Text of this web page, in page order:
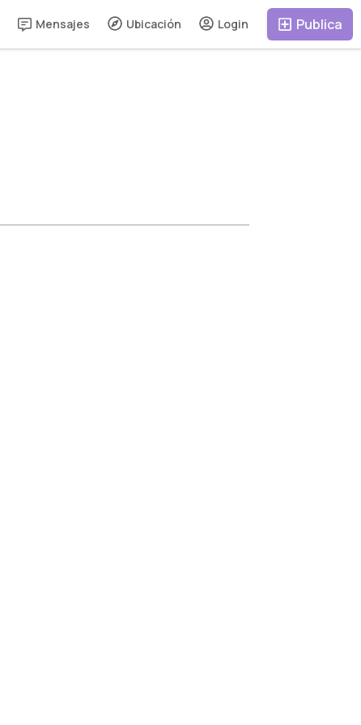
Publica
Login
Ubicación
Mensajes